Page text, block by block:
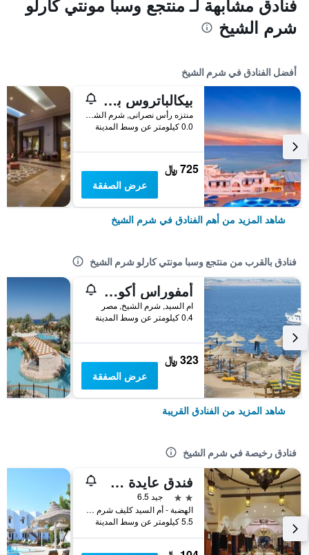
فنادق مشابهة لـ منتجع وسبا مونتي كارلو
شرم الشيخ
أفضل الفنادق في شرم الشيخ
بيكالباتروس بالاس شرم آند أكوا بارك
منتزه رأس نصرانى, شرم الشيخ, مصر
0.0 كيلومتر عن وسط المدينة
725 ﷼
عرض الصفقة
شاهد المزيد من أهم الفنادق في شرم الشيخ
فنادق بالقرب من منتجع وسبا مونتي كارلو شرم الشيخ
أمفوراس أكوا مناسب للبالغين
ام السيد, شرم الشيخ, مصر
0.4 كيلومتر عن وسط المدينة
323 ﷼
عرض الصفقة
شاهد المزيد من الفنادق القريبة
فنادق رخيصة في شرم الشيخ
فندق عايدة شرم الشيخ
2 نجمتين
جيد 6.5
الهضبة - أم السيد كليف شرم الشيخ, شرم الشيخ, مصر
5.5 كيلومتر عن وسط المدينة